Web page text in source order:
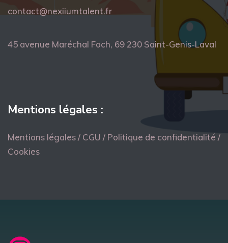
contact@nexiiumtalent.fr
45 avenue Maréchal Foch, 69 230 Saint-Genis-Laval
Mentions légales :
Mentions légales / CGU / Politique de confidentialité /
Cookies